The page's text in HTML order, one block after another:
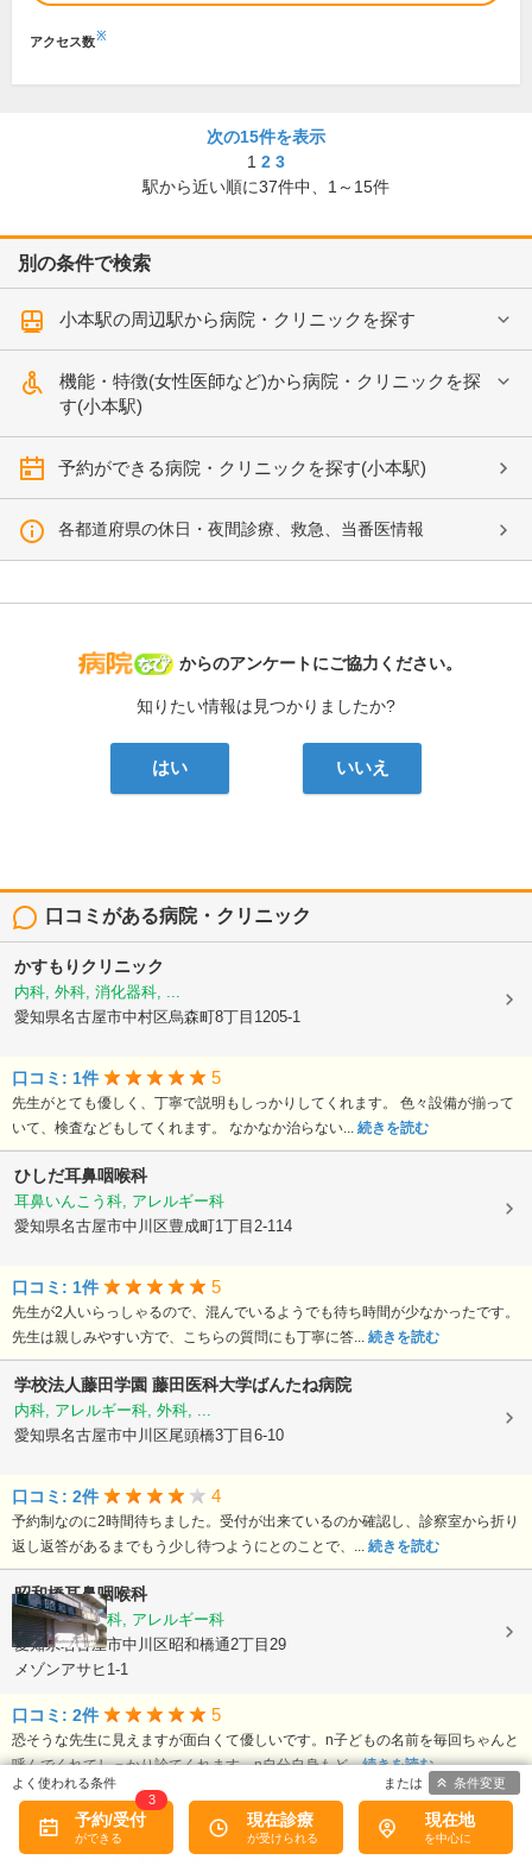
アクセス数※
次の15件を表示
1 2 3
駅から近い順に37件中、 1～15件
別の条件で検索
小本駅の周辺駅から病院・クリニックを探す
機能・特徴(女性医師など)から病院・クリニックを探
す(小本駅)
予約ができる病院・クリニックを探す(小本駅)
各都道府県の休日・夜間診療、救急、当番医情報
病院なび
からのアンケートにご協力ください。
知りたい情報は見つかりましたか?
はい いいえ
口コミがある病院・クリニック
かすもりクリニック
内科, 外科, 消化器科, ...
愛知県名古屋市中村区烏森町8丁目1205-1
口コミ: 1件 5
先生がとても優しく、丁寧で説明もしっかりしてくれます。 色々設備が揃って
いて、検査などもしてくれます。 なかなか治らない... 続きを読む
ひしだ耳鼻咽喉科
耳鼻いんこう科, アレルギー科
愛知県名古屋市中川区豊成町1丁目2-114
口コミ: 1件 5
先生が2人いらっしゃるので、混んでいるようでも待ち時間が少なかったです。
先生は親しみやすい方で、こちらの質問にも丁寧に答... 続きを読む
学校法人藤田学園 藤田医科大学ばんたね病院
内科, アレルギー科, 外科, ...
愛知県名古屋市中川区尾頭橋3丁目6-10
口コミ: 2件 4
予約制なのに2時間待ちました。受付が出来ているのか確認し、診察室から折り
返し返答があるまでもう少し待つようにとのことで、... 続きを読む
昭和橋耳鼻咽喉科
耳鼻いんこう科, アレルギー科
愛知県名古屋市中川区昭和橋通2丁目29
メゾンアサヒ1-1
口コミ: 2件 5
恐そうな先生に見えますが面白くて優しいです。n子どもの名前を毎回ちゃんと
呼んでくれてしっかり診てくれます。n自分自身もど...続きを読む
めいほう睡眠めまいクリニック
内科, 精神科, アレルギー科, ...
予約/受付
3
現在診療 現在地
条件変更